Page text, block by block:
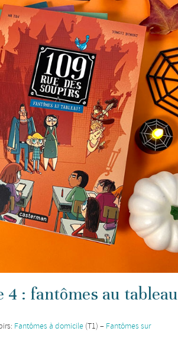
4 : fantômes au
Fantômes à domicile (T1) – Fantômes sur